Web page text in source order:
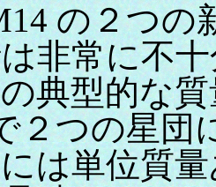
の２つの
非常に不
典型的な
２つの星
は単位質